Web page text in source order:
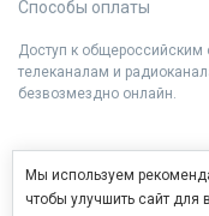
Способы оплаты
Доступ к
телеканалам и
безвозмездно онлайн.
Мы используем
чтобы улучшить сайт для